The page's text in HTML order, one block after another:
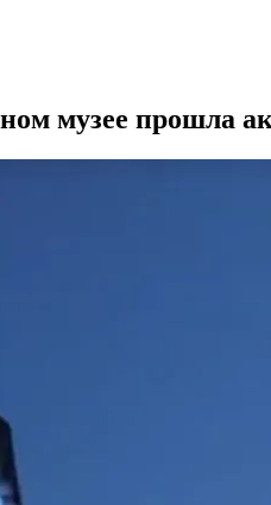
музее прошла